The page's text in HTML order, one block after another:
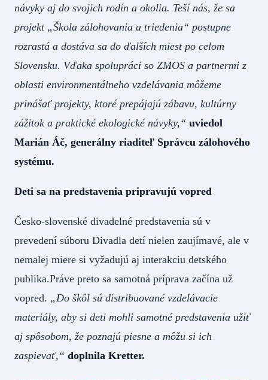
návyky aj do svojich rodín a okolia. Teší nás, že sa
projekt „Škola zálohovania a triedenia“ postupne
rozrastá a dostáva sa do ďalších miest po celom
Slovensku. Vďaka spolupráci so ZMOS a partnermi z
oblasti environmentálneho vzdelávania môžeme
prinášať projekty, ktoré prepájajú zábavu, kultúrny
zážitok a praktické ekologické návyky,“ uviedol
Marián Áč, generálny riaditeľ Správcu zálohového
systému.
Deti sa na predstavenia pripravujú vopred
Česko-slovenské divadelné predstavenia sú v
prevedení súboru Divadla detí nielen zaujímavé, ale v
nemalej miere si vyžadujú aj interakciu detského
publika.Práve preto sa samotná príprava začína už
vopred. „Do škôl sú distribuované vzdelávacie
materiály, aby si deti mohli samotné predstavenia užiť
aj spôsobom, že poznajú piesne a môžu si ich
zaspievať,“ doplnila Kretter.